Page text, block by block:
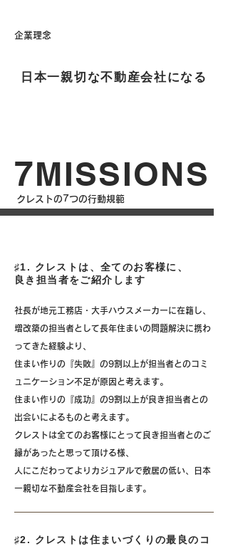
​企業理念
日本一親切な不動産会社になる
7MISSIONS
​クレストの7つの行動規範
♯1. クレストは、全てのお客様に、
良き担当者をご紹介します
社長が地元工務店・大手ハウスメーカーに在籍し、
増改築の担当者として長年住まいの問題解決に携わ
ってきた経験より、
住まい作りの 『失敗』 の9割以上が担当者とのコミ
ュニケーション不足が原因と考えます。
住まい作りの 『成功』 の9割以上が 良き担当者との
出会いによるものと考えます。
クレストは全てのお客様にとって良き担当者とのご
縁があったと思って頂ける様、
人にこだわってよりカジュアルで敷居の低い、日本
一親切な不動産会社を目指します。
♯2. クレストは住まいづくりの最良のコ